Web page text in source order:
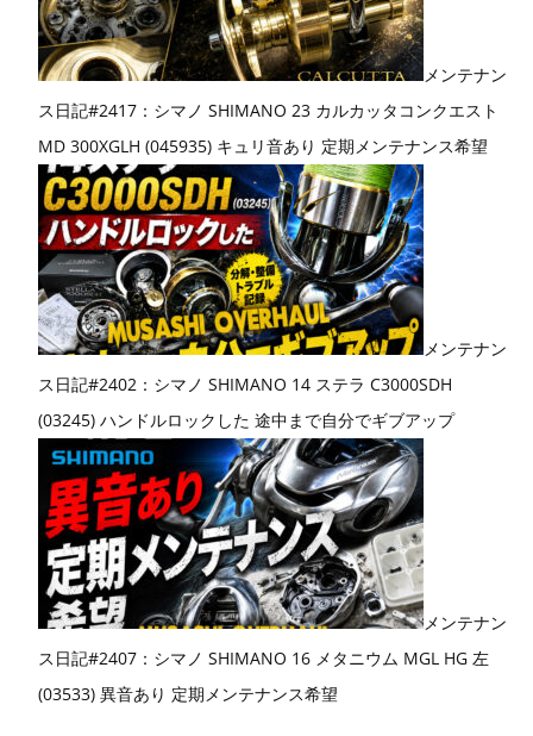
メンテナン
ス日記#2417：シマノ SHIMANO 23 カルカッタコンクエスト
MD 300XGLH (045935) キュリ音あり 定期メンテナンス希望
メンテナン
ス日記#2402：シマノ SHIMANO 14 ステラ C3000SDH
(03245) ハンドルロックした 途中まで自分でギブアップ
メンテナン
ス日記#2407：シマノ SHIMANO 16 メタニウム MGL HG 左
(03533) 異音あり 定期メンテナンス希望